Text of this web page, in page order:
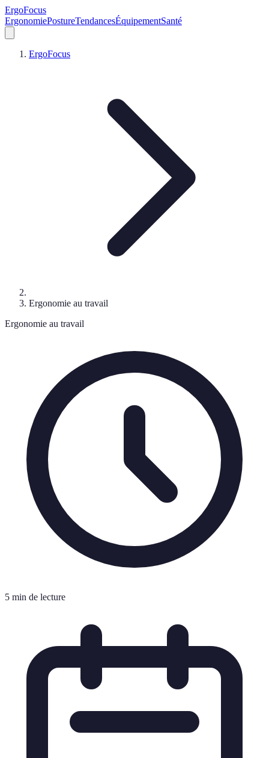
ErgoFocus
ErgonomiePostureTendancesÉquipementSanté
ErgoFocus
Ergonomie au travail
Ergonomie au travail
5 min de lecture